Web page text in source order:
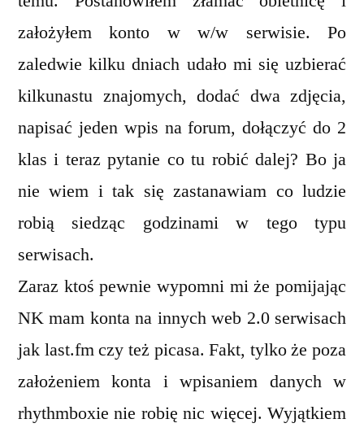
założyłem konto w w/w serwisie. Po
zaledwie kilku dniach udało mi się uzbierać
kilkunastu znajomych, dodać dwa zdjęcia,
napisać jeden wpis na forum, dołączyć do 2
klas i teraz pytanie co tu robić dalej? Bo ja
nie wiem i tak się zastanawiam co ludzie
robią siedząc godzinami w tego typu
serwisach.
Zaraz ktoś pewnie wypomni mi że pomijając
NK mam konta na innych web 2.0 serwisach
jak last.fm czy też picasa. Fakt, tylko że poza
założeniem konta i wpisaniem danych w
rhythmboxie nie robię nic więcej. Wyjątkiem